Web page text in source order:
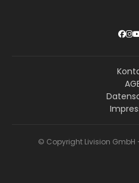
© Copyright Livision GmbH